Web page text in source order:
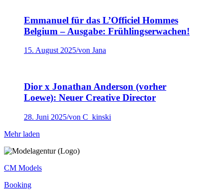
Emmanuel für das L’Officiel Hommes
Belgium – Ausgabe: Frühlingserwachen!
15. August 2025/von Jana
Dior x Jonathan Anderson (vorher
Loewe): Neuer Creative Director
28. Juni 2025/von C_kinski
Mehr laden
CM Models
Booking